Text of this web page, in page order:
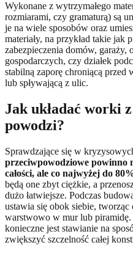
Wykonane z wytrzymałego
rozmiarami, czy gramaturą) są
je na wiele sposobów oraz
materiały, na przykład takie jak
zabezpieczenia domów, garaży,
gospodarczych, czy działek
stabilną zaporę chroniącą przed
lub spływającą z ulic.
Jak układać worki
powodzi?
Sprawdzające się w
przeciwpowodziowe powinno
całości, ale co najwyżej do
będą one zbyt ciężkie, a
dużo łatwiejsze. Podczas
ustawia się obok siebie, tworząc
warstwowo w mur lub
konieczne jest stawianie na
zwiększyć szczelność całej